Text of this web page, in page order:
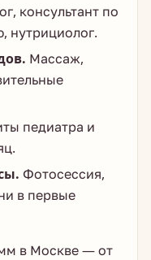
консультант по
нутрициолог.
Массаж,
педиатра и
Фотосессия,
в первые
в Москве — от